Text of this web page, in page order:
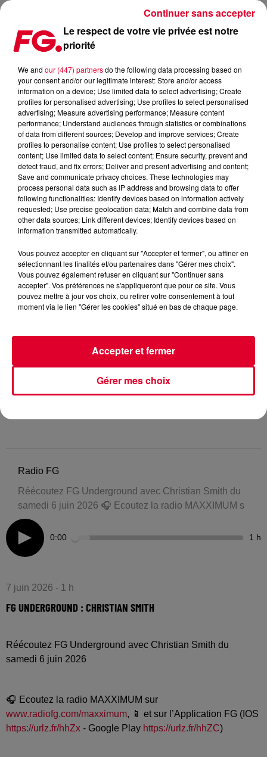
FG UNDERGROUND : CHRISTIAN SMITH
Radio FG
Réécoutez FG Underground avec Christian Smith du
samedi 6 juin 2026 🎧 Ecoutez la radio MAXXIMUM s
0:00 1 h
7 juin 2026 - 1 h
FG UNDERGROUND : CHRISTIAN SMITH
Réécoutez FG Underground avec Christian Smith du
samedi 6 juin 2026
🎧 Ecoutez la radio MAXXIMUM sur
www.radiofg.com/maxximum, 📱 et sur l’Application FG (IOS
https://urlz.fr/hhZx - Google Play https://urlz.fr/hhZC)
Le respect de votre vie privée est notre
priorité
We and our (447) partnersdo the following data processing based on
your consent and/or our legitimate interest: Store and/or access
information on a device; Use limited data to select advertising; Create
profiles for personalised advertising; Use profiles to select personalised
advertising; Measure advertising performance; Measure content
performance; Understand audiences through statistics or combinations
of data from different sources; Develop and improve services; Create
profiles to personalise content; Use profiles to select personalised
content; Use limited data to select content; Ensure security, prevent and
detect fraud, and fix errors; Deliver and present advertising and content;
Save and communicate privacy choices. These technologies may
process personal data such as IP address and browsing data to offer
following functionalities: Identify devices based on information actively
requested; Use precise geolocation data; Match and combine data from
other data sources; Link different devices; Identify devices based on
information transmitted automatically.
Vous pouvez accepter en cliquant sur "Accepter et fermer", ou affiner en
sélectionnant les finalités et/ou partenaires dans "Gérer mes choix".
Vous pouvez également refuser en cliquant sur "Continuer sans
accepter". Vos préférences ne s'appliqueront que pour ce site. Vous
pouvez mettre à jour vos choix, ou retirer votre consentement à tout
moment via le lien "Gérer les cookies" situé en bas de chaque page.
Gérer mes choix
Accepter et fermer
Continuer sans accepter